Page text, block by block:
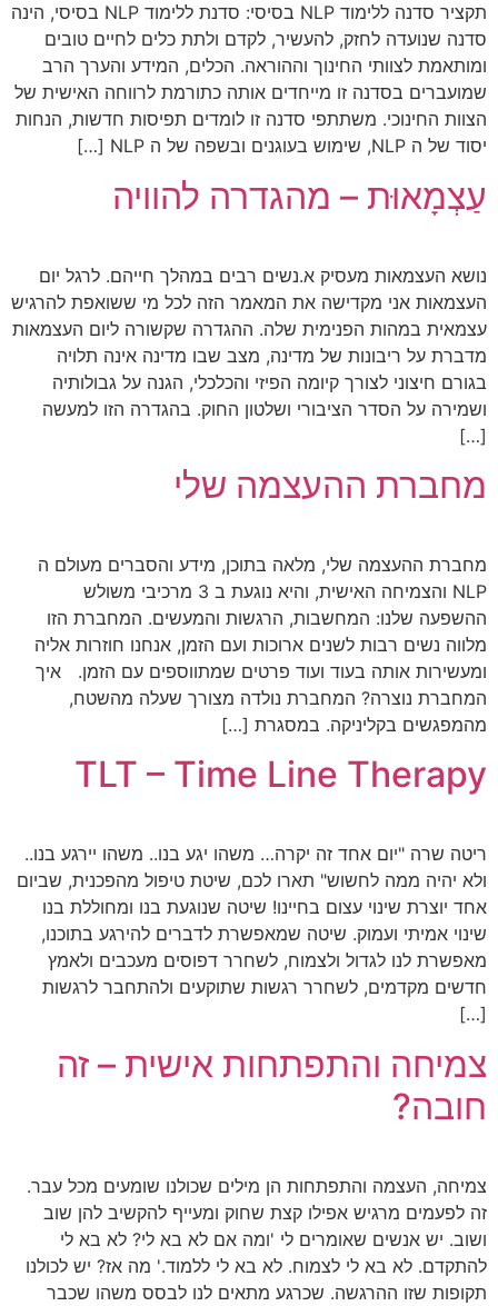
תקציר סדנה ללימוד NLP בסיסי: סדנת ללימוד NLP בסיסי, הינה
סדנה שנועדה לחזק, להעשיר, לקדם ולתת כלים לחיים טובים
ומותאמת לצוותי החינוך וההוראה. הכלים, המידע והערך הרב
שמועברים בסדנה זו מייחדים אותה כתורמת לרווחה האישית של
הצוות החינוכי. משתתפי סדנה זו לומדים תפיסות חדשות, הנחות
יסוד של ה NLP, שימוש בעוגנים ובשפה של ה NLP […]
עַצְמָאוּת – מהגדרה להוויה
נושא העצמאות מעסיק א.נשים רבים במהלך חייהם. לרגל יום
העצמאות אני מקדישה את המאמר הזה לכל מי ששואפת להרגיש
עצמאית במהות הפנימית שלה. ההגדרה שקשורה ליום העצמאות
מדברת על ריבונות של מדינה, מצב שבו מדינה אינה תלויה
בגורם חיצוני לצורך קיומה הפיזי והכלכלי, הגנה על גבולותיה
ושמירה על הסדר הציבורי ושלטון החוק. בהגדרה הזו למעשה
[…]
מחברת ההעצמה שלי
מחברת ההעצמה שלי, מלאה בתוכן, מידע והסברים מעולם ה
NLP והצמיחה האישית, והיא נוגעת ב 3 מרכיבי משולש
ההשפעה שלנו: המחשבות, הרגשות והמעשים. המחברת הזו
מלווה נשים רבות לשנים ארוכות ועם הזמן, אנחנו חוזרות אליה
ומעשירות אותה בעוד ועוד פרטים שמתווספים עם הזמן. איך
המחברת נוצרה? המחברת נולדה מצורך שעלה מהשטח,
מהמפגשים בקליניקה. במסגרת […]
TLT – Time Line Therapy
ריטה שרה "יום אחד זה יקרה… משהו יגע בנו.. משהו יירגע בנו..
ולא יהיה ממה לחשוש" תארו לכם, שיטת טיפול מהפכנית, שביום
אחד יוצרת שינוי עצום בחיינו! שיטה שנוגעת בנו ומחוללת בנו
שינוי אמיתי ועמוק. שיטה שמאפשרת לדברים להירגע בתוכנו,
מאפשרת לנו לגדול ולצמוח, לשחרר דפוסים מעכבים ולאמץ
חדשים מקדמים, לשחרר רגשות שתוקעים ולהתחבר לרגשות
[…]
צמיחה והתפתחות אישית – זה
חובה?
צמיחה, העצמה והתפתחות הן מילים שכולנו שומעים מכל עבר.
זה לפעמים מרגיש אפילו קצת שחוק ומעייף להקשיב להן שוב
ושוב. יש אנשים שאומרים לי 'ומה אם לא בא לי? לא בא לי
להתקדם. לא בא לי לצמוח. לא בא לי ללמוד.' מה אז? יש לכולנו
תקופות שזו ההרגשה. שכרגע מתאים לנו לבסס משהו שכבר